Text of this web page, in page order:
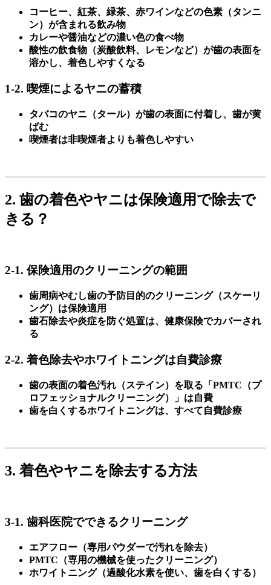
コーヒー、紅茶、緑茶、赤ワインなどの色素（タンニ
ン）が含まれる飲み物
カレーや醤油などの濃い色の食べ物
酸性の飲食物（炭酸飲料、レモンなど）が歯の表面を
溶かし、着色しやすくなる
1-2. 喫煙によるヤニの蓄積
タバコのヤニ（タール）が歯の表面に付着し、歯が黄
ばむ
喫煙者は非喫煙者よりも着色しやすい
2. 歯の着色やヤニは保険適用で除去で
きる？
2-1. 保険適用のクリーニングの範囲
歯周病やむし歯の予防目的のクリーニング（スケーリ
ング）は保険適用
歯石除去や炎症を防ぐ処置は、健康保険でカバーされ
る
2-2. 着色除去やホワイトニングは自費診療
歯の表面の着色汚れ（ステイン）を取る「PMTC（プ
ロフェッショナルクリーニング）」は自費
歯を白くするホワイトニングは、すべて自費診療
3. 着色やヤニを除去する方法
3-1. 歯科医院でできるクリーニング
エアフロー（専用パウダーで汚れを除去）
PMTC（専用の機械を使ったクリーニング）
ホワイトニング（過酸化水素を使い、歯を白くする）